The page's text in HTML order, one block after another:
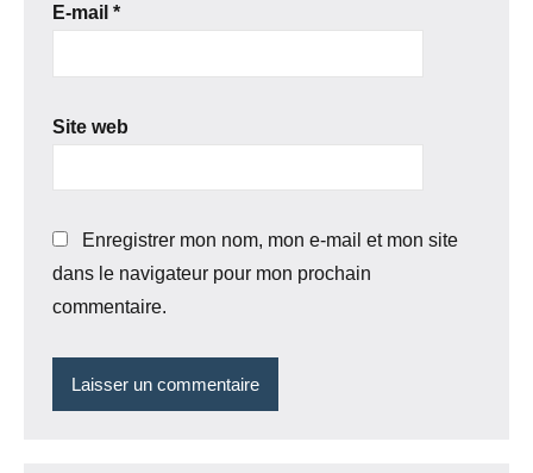
E-mail *
Site web
Enregistrer mon nom, mon e-mail et mon site
dans le navigateur pour mon prochain
commentaire.